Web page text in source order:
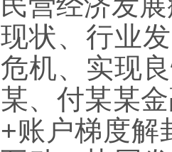
现状、行业
危机、实现
某、付某某
+账户梯度解